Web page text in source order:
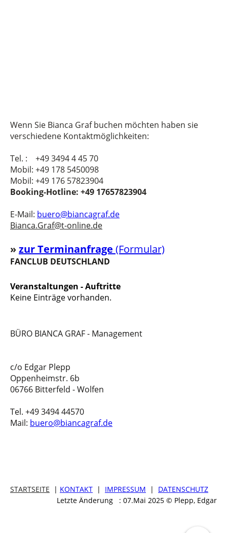
Wenn Sie Bianca Graf buchen möchten haben sie
verschiedene Kontaktmöglichkeiten:
Tel. : +49 3494 4 45 70
Mobil: +49 178 5450098
Mobil: +49 176 57823904
Booking-Hotline: +49 17657823904
E-Mail: buero@biancagraf.de
Bianca.Graf@t-online.de
»zur Terminanfrage (Formular)
FANCLUB DEUTSCHLAND
Veranstaltungen - Auftritte
Keine Einträge vorhanden.
BÜRO BIANCA GRAF - Management
c/o Edgar Plepp
Oppenheimstr. 6b
06766 Bitterfeld - Wolfen
Tel. +49 3494 44570
Mail: buero@biancagraf.de
STARTSEITE | KONTAKT | IMPRESSUM | DATENSCHUTZ
Letzte Änderung : 07.Mai 2025 © Plepp, Edgar